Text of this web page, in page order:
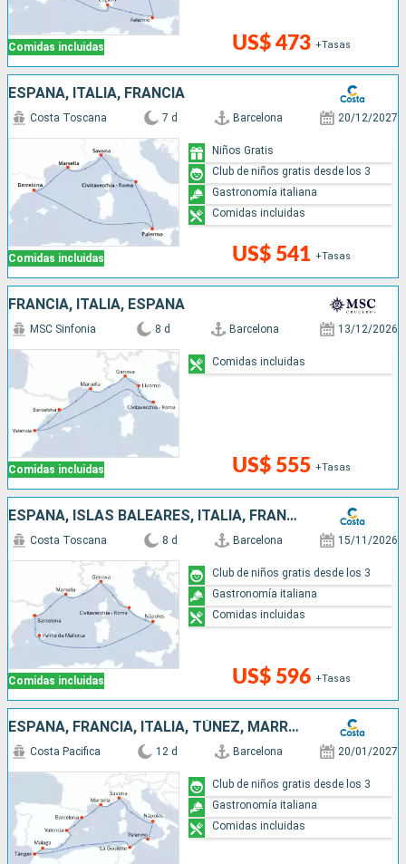
Comidas incluidas US$ 473 +Tasas
ESPAÑA, ITALIA, FRANCIA
Comidas incluidas
Costa Toscana 7 d Barcelona 20/12/2027
US$ 541 +Tasas
Niños Gratis
Club de niños gratis desde los 3
Gastronomía italiana
Comidas incluidas
FRANCIA, ITALIA, ESPAÑA
Comidas incluidas
MSC Sinfonia 8 d Barcelona 13/12/2026
US$ 555 +Tasas
Comidas incluidas
ESPAÑA, ISLAS BALEARES, ITALIA, FRANCIA
Comidas incluidas
Costa Toscana 8 d Barcelona 15/11/2026
US$ 596 +Tasas
Club de niños gratis desde los 3
Gastronomía italiana
Comidas incluidas
ESPAÑA, FRANCIA, ITALIA, TÚNEZ, MARRUECOS
Costa Pacifica 12 d Barcelona 20/01/2027
Club de niños gratis desde los 3
Gastronomía italiana
Comidas incluidas